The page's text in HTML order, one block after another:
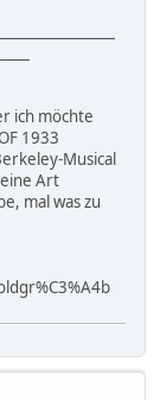
ich möchte
1933
Musical
Art
mal was zu